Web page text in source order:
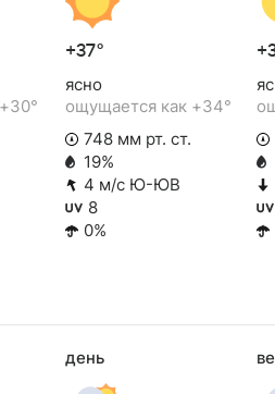
+37°
ясно
ощущается как +34°
748 мм рт. ст.
19%
4 м/с Ю-ЮВ
8
0%
день